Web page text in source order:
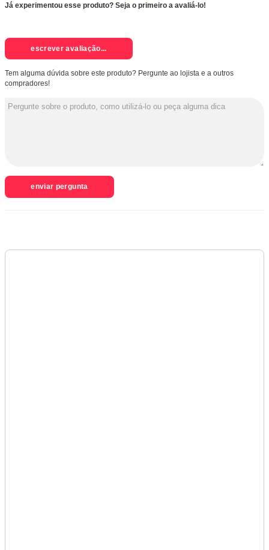
Já experimentou esse produto? Seja o primeiro a avaliá-lo!
escrever avaliação...
Tem alguma dúvida sobre este produto? Pergunte ao lojista e a outros
compradores!
enviar pergunta